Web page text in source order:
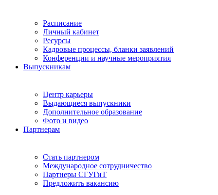
Расписание
Личный кабинет
Ресурсы
Кадровые процессы, бланки заявлений
Конференции и научные мероприятия
Выпускникам
Центр карьеры
Выдающиеся выпускники
Дополнительное образование
Фото и видео
Партнерам
Стать партнером
Международное сотрудничество
Партнеры СГУГиТ
Предложить вакансию